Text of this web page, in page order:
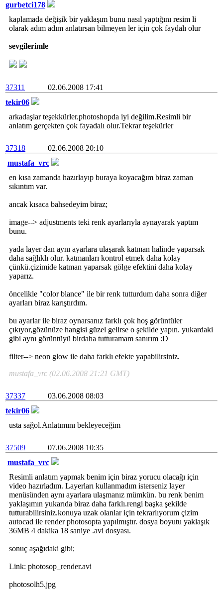
gurbetci178
kaplamada değişik bir yaklaşım bunu nasıl yaptığını resim li
olarak adım adım anlatırsan bilmeyen ler için çok faydalı olur
sevgilerimle
37311
02.06.2008 17:41
tekir06
arkadaşlar teşekkürler.photoshopda iyi değilim.Resimli bir
anlatım gerçekten çok fayadalı olur.Tekrar teşekürler
37318
02.06.2008 20:10
mustafa_vrc
en kısa zamanda hazırlayıp buraya koyacağım biraz zaman
sıkıntım var.
ancak kısaca bahsedeyim biraz;
image--> adjustments teki renk ayarlarıyla aynayarak yaptım
bunu.
yada layer dan aynı ayarlara ulaşarak katman halinde yaparsak
daha sağlıklı olur. katmanları kontrol etmek daha kolay
çünkü.çizimide katman yaparsak gölge efektini daha kolay
yaparız.
öncelikle "color blance" ile bir renk tutturdum daha sonra diğer
ayarları biraz karıştırdım.
bu ayarlar ile biraz oynarsanız farklı çok hoş görüntüler
çıkıyor,gözünüze hangisi güzel gelirse o şekilde yapın. yukardaki
gibi aynı görüntüyü birdaha tutturamam sanırım :D
filter--> neon glow ile daha farklı efekte yapabilirsiniz.
mustafa_vrc (02.06.2008 21:21 GMT)
37337
03.06.2008 08:03
tekir06
usta sağol.Anlatımını bekleyeceğim
37509
07.06.2008 10:35
mustafa_vrc
Resimli anlatım yapmak benim için biraz yorucu olacağı için
video hazırladım. Layerları kullanmadım isterseniz layer
menüsünden aynı ayarlara ulaşmanız mümkün. bu renk benim
yaklaşımın yukarıda biraz daha farklı.rengi başka şekilde
tutturabilirsiniz.konuya uzak olanlar için tekrarlıyorum çizim
autocad ile render photosopta yapılmıştır. dosya boyutu yaklaşık
36MB 4 dakika 18 saniye .avi dosyası.
sonuç aşağıdaki gibi;
Link: photosop_render.avi
photosolh5.jpg